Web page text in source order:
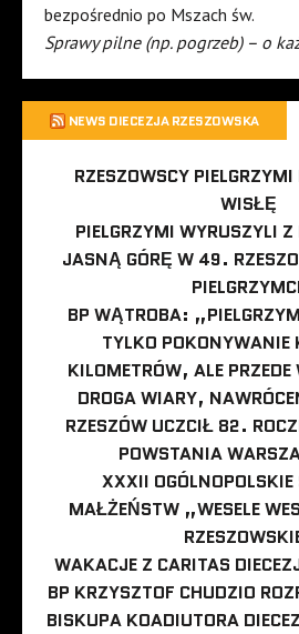
bezpośrednio po Mszach św.
Sprawy pilne (np. pogrzeb) – o
NEWS DIECEZJA RZESZOWSKA
RZESZOWSCY
WISŁĘ
PIELGRZYMI WYRUSZYLI
JASNĄ GÓRĘ W 49.
BP WĄTROBA:
TYLKO POKONYWANIE
KILOMETRÓW, ALE
DROGA WIARY,
RZESZÓW UCZCIŁ 82.
POWSTANIA
XXXII
MAŁŻEŃSTW „WESELE
WAKACJE Z CARITAS
BP KRZYSZTOF CHUDZIO
BISKUPA KOADIUTORA